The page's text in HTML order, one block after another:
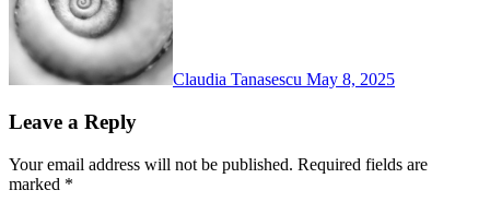
Claudia Tanasescu May 8, 2025
Leave a Reply
Your email address will not be published. Required fields are
marked *